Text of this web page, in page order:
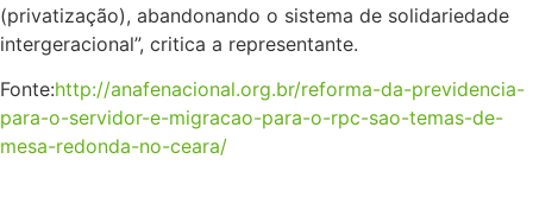
(privatização), abandonando o sistema de solidariedade
intergeracional”, critica a representante.
Fonte:http://anafenacional.org.br/reforma-da-previdencia-
para-o-servidor-e-migracao-para-o-rpc-sao-temas-de-
mesa-redonda-no-ceara/